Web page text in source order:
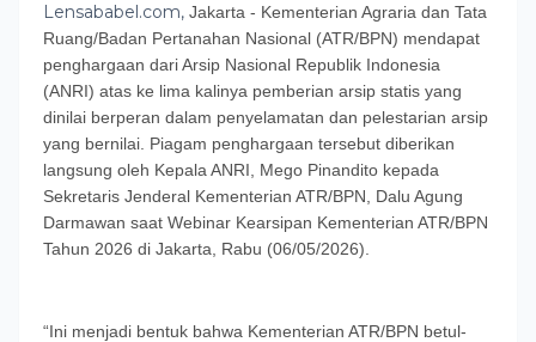
Lensababel.com, ​Jakarta - Kementerian Agraria dan Tata
Ruang/Badan Pertanahan Nasional (ATR/BPN) mendapat
penghargaan dari Arsip Nasional Republik Indonesia
(ANRI) atas ke lima kalinya pemberian arsip statis yang
dinilai berperan dalam penyelamatan dan pelestarian arsip
yang bernilai. Piagam penghargaan tersebut diberikan
langsung oleh Kepala ANRI, Mego Pinandito kepada
Sekretaris Jenderal Kementerian ATR/BPN, Dalu Agung
Darmawan saat Webinar Kearsipan Kementerian ATR/BPN
Tahun 2026 di Jakarta, Rabu (06/05/2026).
“Ini menjadi bentuk bahwa Kementerian ATR/BPN betul-